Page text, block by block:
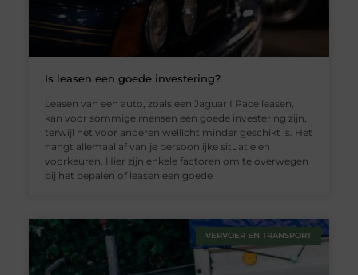
Is leasen een goede investering?
Leasen van een auto, zoals een Jaguar I Pace leasen,
kan voor sommige mensen een goede investering zijn,
terwijl het voor anderen wellicht minder geschikt is. Het
hangt allemaal af van je persoonlijke situatie en
voorkeuren. Hier zijn enkele factoren om te overwegen
bij het bepalen of leasen een goede
VERVOER EN TRANSPORT